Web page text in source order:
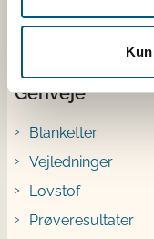
Genveje
Blanketter
Vejledninger
Lovstof
Prøveresultater